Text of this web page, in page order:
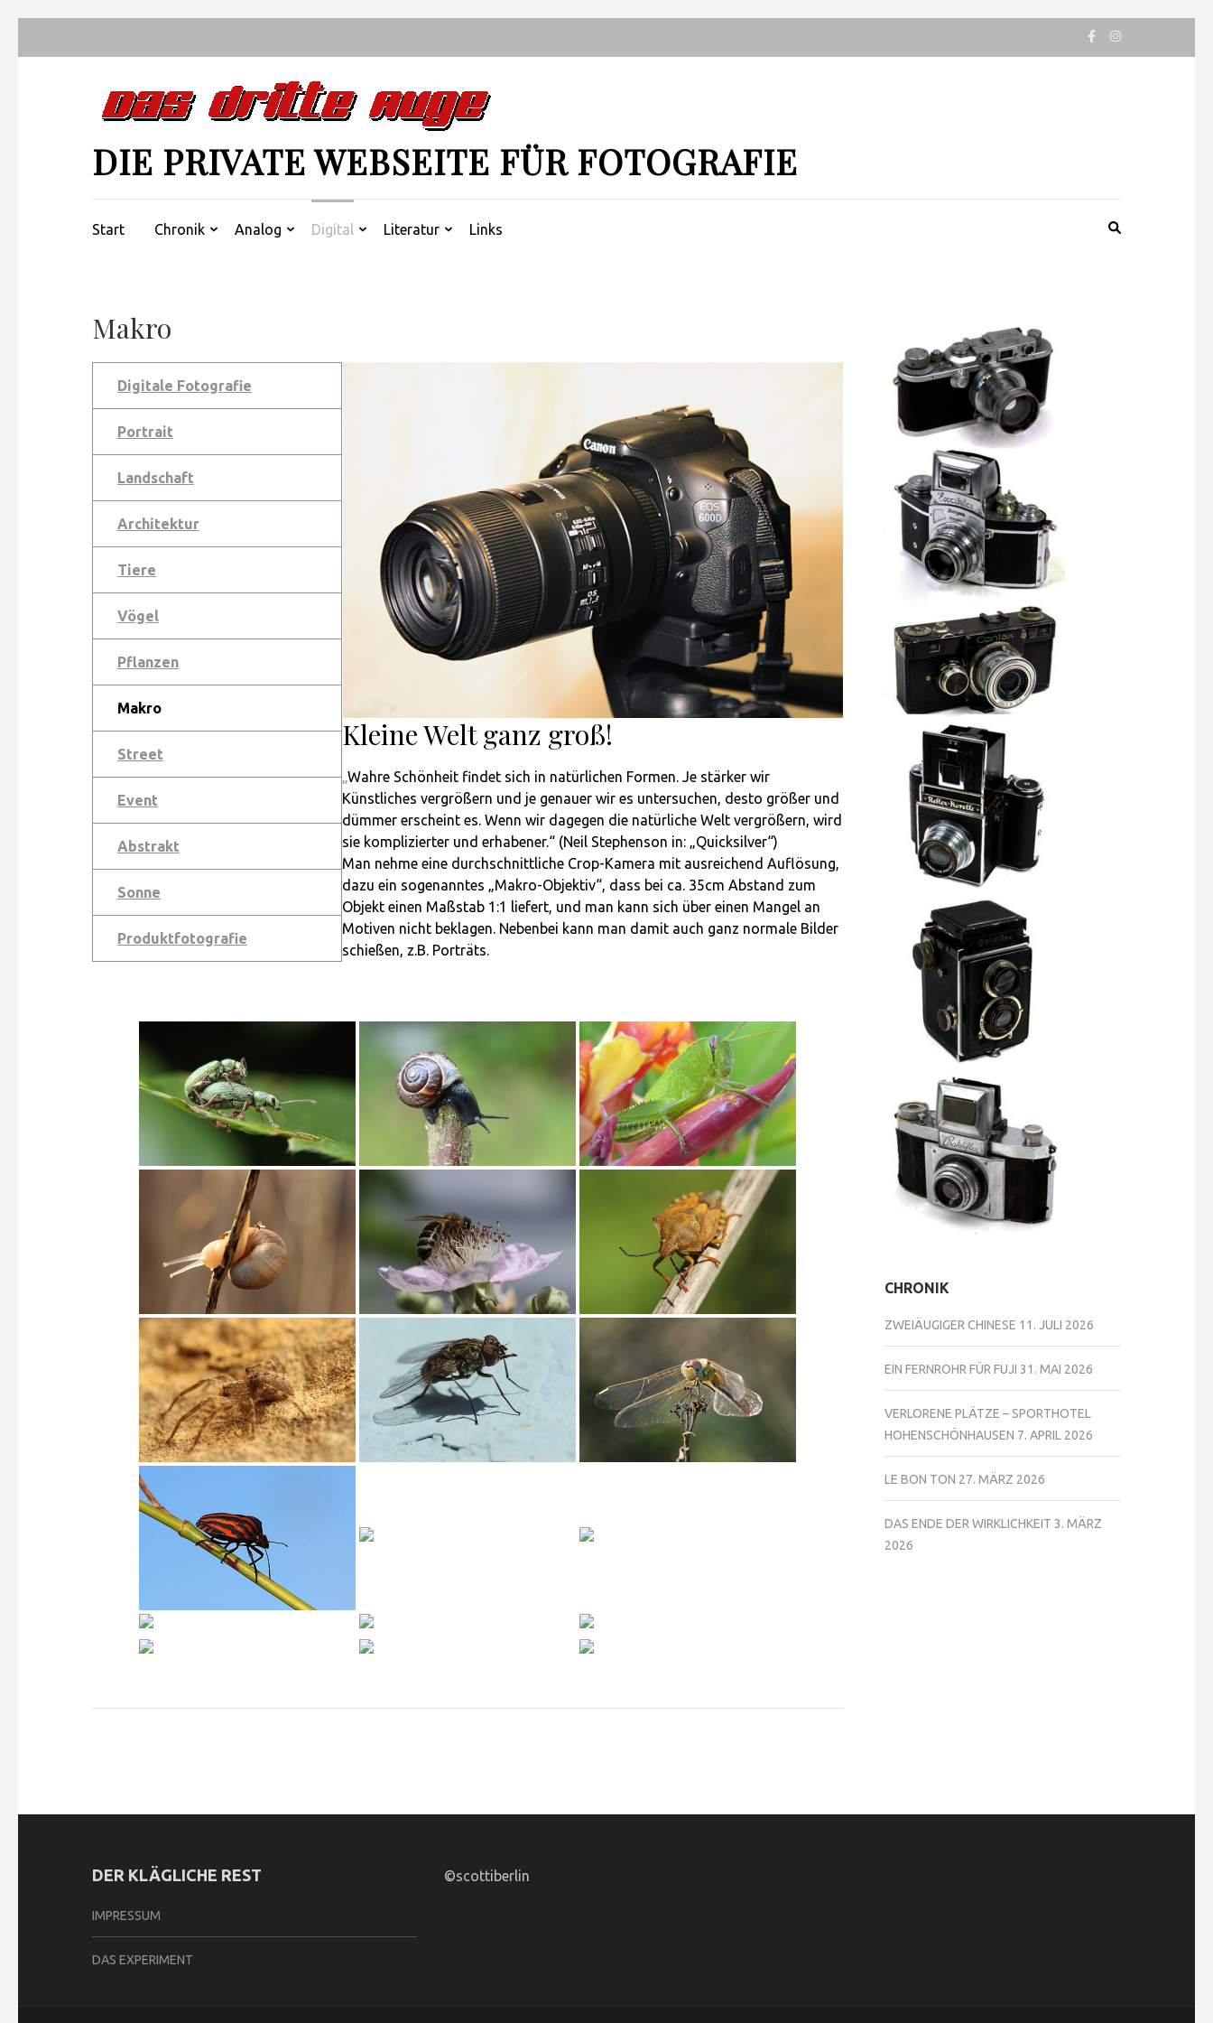
DIE PRIVATE WEBSEITE FÜR FOTOGRAFIE
Start Chronik Analog Digital Literatur Links
Makro
Digitale Fotografie
Portrait
Landschaft
Architektur
Tiere
Vögel
Pflanzen
Makro
Street
Event
Abstrakt
Sonne
Produktfotografie
Kleine Welt ganz groß!
„Wahre Schönheit findet sich in natürlichen Formen. Je stärker wir
Künstliches vergrößern und je genauer wir es untersuchen, desto größer und
dümmer erscheint es. Wenn wir dagegen die natürliche Welt vergrößern, wird
sie komplizierter und erhabener.“ (Neil Stephen­son in: „Quicksilver“)
Man nehme eine durchschnittliche Crop-Kamera mit ausreichend Auflösung,
dazu ein sogenanntes „Makro-Objektiv“, dass bei ca. 35cm Abstand zum
Objekt einen Maßstab 1:1 liefert, und man kann sich über einen Mangel an
Motiven nicht beklagen. Nebenbei kann man damit auch ganz normale Bilder
schießen, z.B. Porträts.
CHRONIK
ZWEIÄUGIGER CHINESE 11. JULI 2026
EIN FERNROHR FÜR FUJI 31. MAI 2026
VERLORENE PLÄTZE – SPORTHOTEL
HOHENSCHÖNHAUSEN 7. APRIL 2026
LE BON TON 27. MÄRZ 2026
DAS ENDE DER WIRKLICHKEIT 3. MÄRZ
2026
DER KLÄGLICHE REST
IMPRESSUM
DAS EXPERIMENT
©scottiberlin